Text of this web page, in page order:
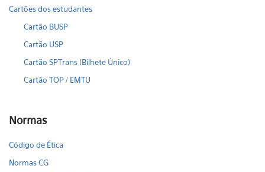
Cartões dos estudantes
Cartão BUSP
Cartão USP
Cartão SPTrans (Bilhete Único)
Cartão TOP / EMTU
Normas
Código de Ética
Normas CG